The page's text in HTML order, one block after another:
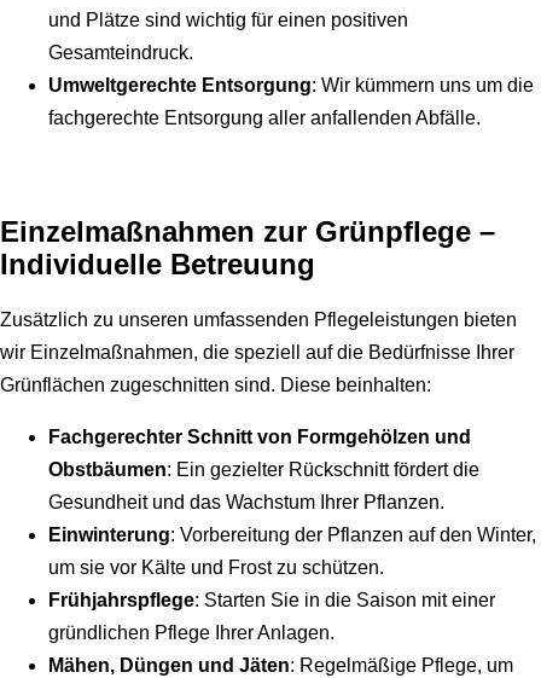
und Plätze sind wichtig für einen positiven
Gesamteindruck.
Umweltgerechte Entsorgung: Wir kümmern uns um die
fachgerechte Entsorgung aller anfallenden Abfälle.
Einzelmaßnahmen zur Grünpflege –
Individuelle Betreuung
Zusätzlich zu unseren umfassenden Pflegeleistungen bieten
wir Einzelmaßnahmen, die speziell auf die Bedürfnisse Ihrer
Grünflächen zugeschnitten sind. Diese beinhalten:
Fachgerechter Schnitt von Formgehölzen und
Obstbäumen: Ein gezielter Rückschnitt fördert die
Gesundheit und das Wachstum Ihrer Pflanzen.
Einwinterung: Vorbereitung der Pflanzen auf den Winter,
um sie vor Kälte und Frost zu schützen.
Frühjahrspflege: Starten Sie in die Saison mit einer
gründlichen Pflege Ihrer Anlagen.
Mähen, Düngen und Jäten: Regelmäßige Pflege, um